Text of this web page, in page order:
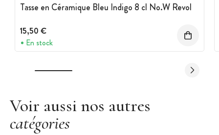
Tasse en Céramique Bleu Indigo 8 cl No.W Revol
15,50 €
En stock
Voir aussi nos autres
catégories